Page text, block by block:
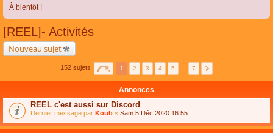
À bientôt !
[REEL]- Activités
Nouveau sujet
152 sujets 1 2 3 4 5 7
Annonces
REEL c'est aussi sur Discord
Dernier message par Koub « Sam 5 Déc 2020 16:55